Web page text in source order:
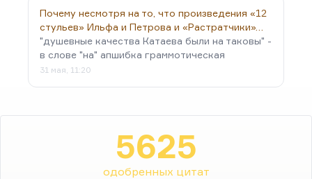
Почему несмотря на то, что произведения «12
стульев» Ильфа и Петрова и «Растратчики»…
"душевные качества Катаева были на таковы" -
в слове "на" апшибка граммотическая
31 мая, 11:20
5625
одобренных цитат